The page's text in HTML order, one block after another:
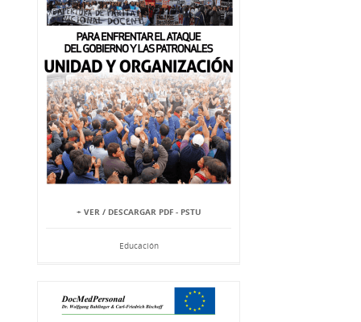
+ VER / DESCARGAR PDF - PSTU
Educación